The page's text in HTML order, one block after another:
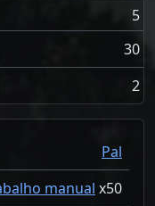
5
30
2
Pal
manual x50